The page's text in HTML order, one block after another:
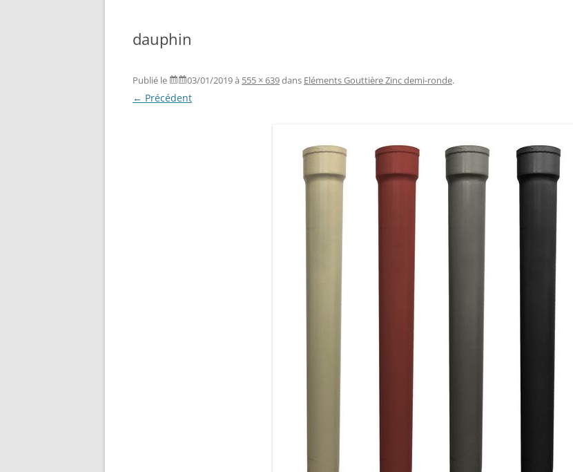
dauphin
Publié le 03/01/2019à 555 × 639dans Eléments Gouttière Zinc demi-ronde.
← Précédent